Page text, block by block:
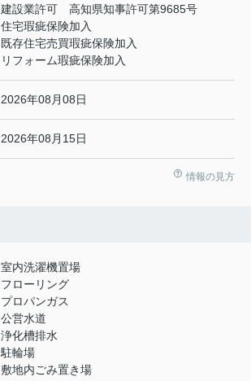
建設業許可 高知県知事許可第9685号
住宅瑕疵保険加入
既存住宅売買瑕疵保険加入
リフォーム瑕疵保険加入
2026年08月08日
2026年08月15日
情報の見方
室内洗濯機置場
フローリング
プロパンガス
公営水道
浄化槽排水
駐輪場
敷地内ごみ置き場